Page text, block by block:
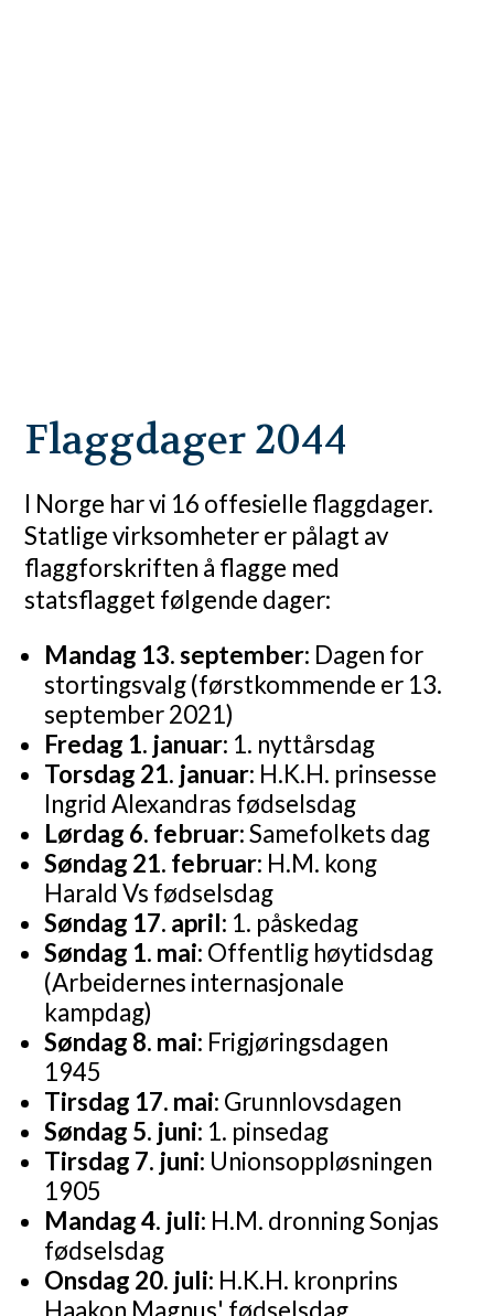
Flaggdager 2044
I Norge har vi 16 offesielle flaggdager.
Statlige virksomheter er pålagt av
flaggforskriften å flagge med
statsflagget følgende dager:
Mandag 13. september: Dagen for
stortingsvalg (førstkommende er 13.
september 2021)
Fredag 1. januar: 1. nyttårsdag
Torsdag 21. januar: H.K.H. prinsesse
Ingrid Alexandras fødselsdag
Lørdag 6. februar:Samefolkets dag
Søndag 21. februar: H.M. kong
Harald Vs fødselsdag
Søndag 17. april: 1. påskedag
Søndag 1. mai: Offentlig høytidsdag
(Arbeidernes internasjonale
kampdag)
Søndag 8. mai: Frigjøringsdagen
1945
Tirsdag 17. mai: Grunnlovsdagen
Søndag 5. juni: 1. pinsedag
Tirsdag 7. juni: Unionsoppløsningen
1905
Mandag 4. juli: H.M. dronning Sonjas
fødselsdag
Onsdag 20. juli: H.K.H. kronprins